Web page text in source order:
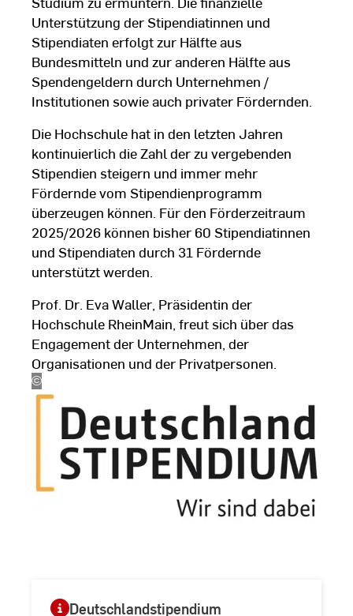
Unterstützung der Stipendiatinnen und
Stipendiaten erfolgt zur Hälfte aus
Bundesmitteln und zur anderen Hälfte aus
Spendengeldern durch Unternehmen /
Institutionen sowie auch privater Fördernden.
Die Hochschule hat in den letzten Jahren
kontinuierlich die Zahl der zu vergebenden
Stipendien steigern und immer mehr
Fördernde vom Stipendienprogramm
überzeugen können. Für den Förderzeitraum
2025/2026 können bisher 60 Stipendiatinnen
und Stipendiaten durch 31 Fördernde
unterstützt werden.
Prof. Dr. Eva Waller, Präsidentin der
Hochschule RheinMain, freut sich über das
Engagement der Unternehmen, der
Organisationen und der Privatpersonen.
©
BMFTR
Deutschlandstipendium